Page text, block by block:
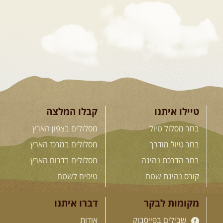
מסע שטח לאחת המדינות הפראיות
והמרגשות בעולם. קירגיסטאן היא לא ...
[המשך]
הקווקז הגבוה מחכה לכם: נתיבי שטח
מרהיבים, פסגות מושלגות, אירוח ...
[המשך]
23-29.09.2026 - סוכות – טיול
פתוח
בין רכס הקווקז הנמוך לגבוה, בין נהרות
שוצפים למעברי הרים ...[המשך]
טיילו איתנו
בחר מסלול טיול
בחר טיול מודרך
בחר הדרכת נהיגה
קורס נהיגת שטח
קבלו המלצה
מסלולים בצפון הארץ
מסלולים במרכז הארץ
מסלולים בדרום הארץ
טיפים לשטח
מקומות לבקר
שבילים בפייסבוק
דברו איתנו
אודות